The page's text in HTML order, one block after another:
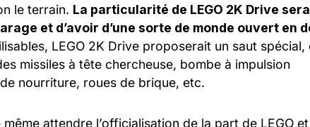
le terrain. La particularité de LEGO 2K Drive
et d’avoir d’une sorte de monde ouvert en
LEGO 2K Drive proposerait un saut spécial,
missiles à tête chercheuse, bombe à impulsion
nourriture, roues de brique, etc.
attendre l’officialisation de la part de LEGO